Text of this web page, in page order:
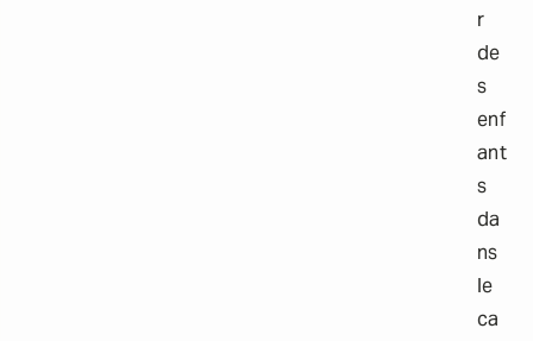
r
de
s
enf
ant
s
da
ns
le
ca